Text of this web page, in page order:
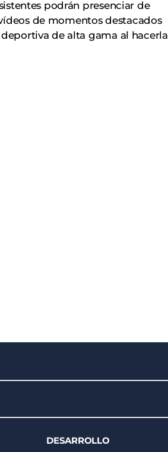
podrán presenciar de
de momentos destacados
de alta gama al hacerla
DESARROLLO